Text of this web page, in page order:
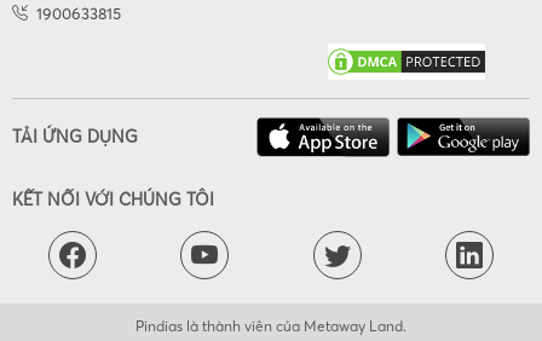
1900633815
TẢI ỨNG DỤNG
KẾT NỐI VỚI CHÚNG TÔI
Pindias là thành viên của Metaway Land.